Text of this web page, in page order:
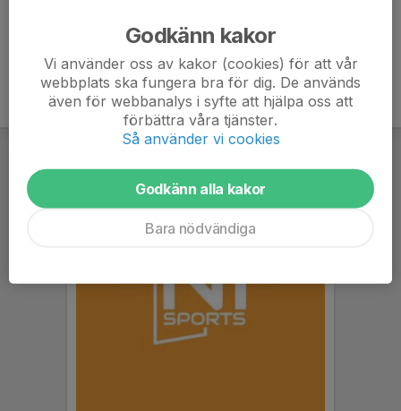
Godkänn kakor
Vi använder oss av kakor (cookies) för att vår
webbplats ska fungera bra för dig. De används
även för webbanalys i syfte att hjälpa oss att
förbättra våra tjänster.
Så använder vi cookies
Godkänn alla kakor
Bara nödvändiga